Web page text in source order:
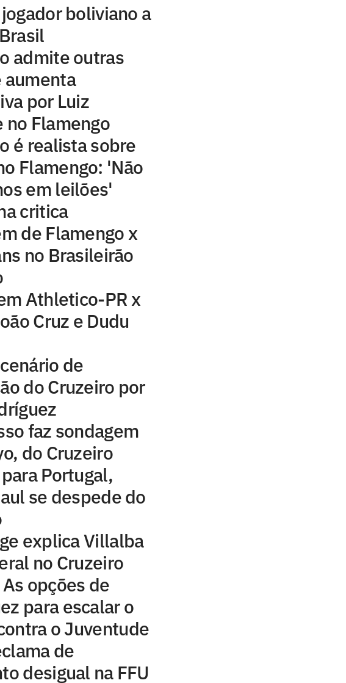
boliviano a
admite outras
aumenta
por Luiz
no Flamengo
é realista sobre
Flamengo: 'Não
em leilões'
critica
de Flamengo x
no Brasileirão
Athletico-PR x
Cruz e Dudu
de
do Cruzeiro por
faz sondagem
do Cruzeiro
Portugal,
se despede do
explica Villalba
no Cruzeiro
opções de
para escalar o
o Juventude
de
desigual na FFU